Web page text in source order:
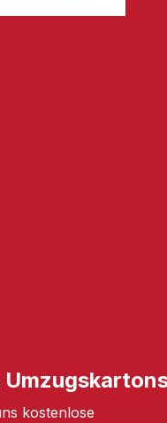
kostenlose